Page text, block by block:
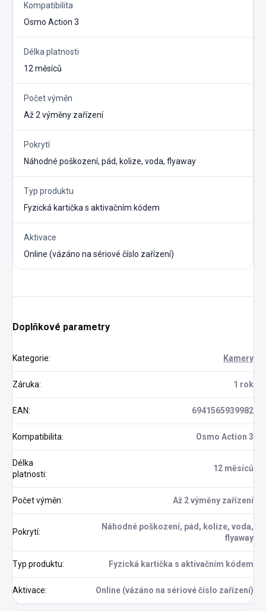
Kompatibilita
Osmo Action 3
Délka platnosti
12 měsíců
Počet výměn
Až 2 výměny zařízení
Pokrytí
Náhodné poškození, pád, kolize, voda, flyaway
Typ produktu
Fyzická kartička s aktivačním kódem
Aktivace
Online (vázáno na sériové číslo zařízení)
Doplňkové parametry
Kategorie: Kamery
Záruka: 1 rok
EAN: 6941565939982
Kompatibilita: Osmo Action 3
Délka
platnosti:
12 měsíců
Počet výměn: Až 2 výměny zařízení
Pokrytí:
Náhodné poškození, pád, kolize, voda,
flyaway
Typ produktu: Fyzická kartička s aktivačním kódem
Aktivace: Online (vázáno na sériové číslo zařízení)